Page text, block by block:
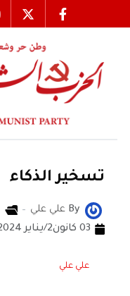
تسخير الذكاء
By علي علي
03 كانون2/يناير 2024
علي علي